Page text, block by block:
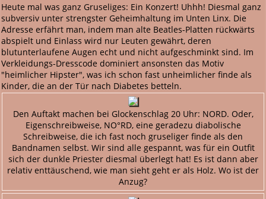
Heute mal was ganz Gruseliges: Ein Konzert! Uhhh! Diesmal ganz
subversiv unter strengster Geheimhaltung im Unten Linx. Die
Adresse erfährt man, indem man alte Beatles-Platten rückwärts
abspielt und Einlass wird nur Leuten gewährt, deren
blutunterlaufene Augen echt und nicht aufgeschminkt sind. Im
Verkleidungs-Dresscode dominiert ansonsten das Motiv
"heimlicher Hipster", was ich schon fast unheimlicher finde als
Kinder, die an der Tür nach Diabetes betteln.
Den Auftakt machen bei Glockenschlag 20 Uhr: NORD. Oder,
Eigenschreibweise, NO°RD, eine geradezu diabolische
Schreibweise, die ich fast noch gruseliger finde als den
Bandnamen selbst. Wir sind alle gespannt, was für ein Outfit
sich der dunkle Priester diesmal überlegt hat! Es ist dann aber
relativ enttäuschend, wie man sieht geht er als Holz. Wo ist der
Anzug?